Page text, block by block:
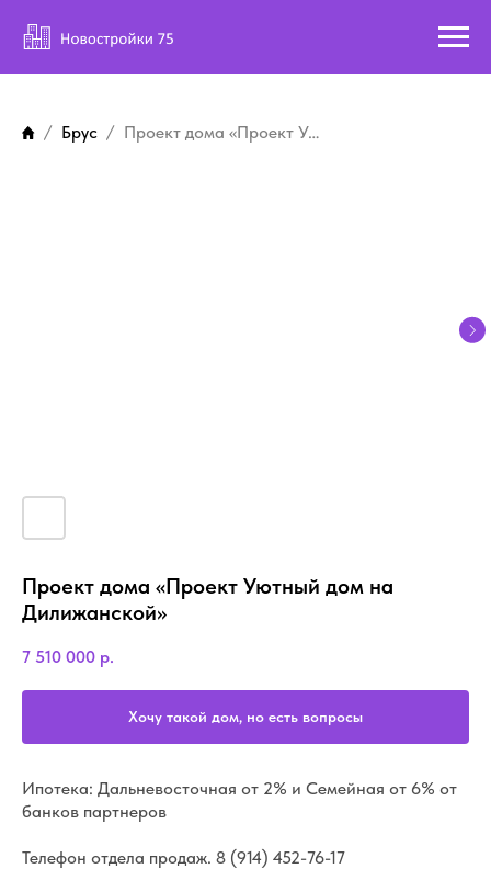
Брус Проект дома «Проект Уютный дом на Дилижанской»
Проект дома «Проект Уютный дом на
Дилижанской»
7 510 000 р.
Хочу такой дом, но есть вопросы
Ипотека: Дальневосточная от 2% и Семейная от 6% от
банков партнеров
Телефон отдела продаж. 8 (914) 452-76-17